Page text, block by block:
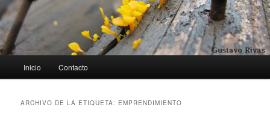
principal
Inicio Contacto
ARCHIVO DE LA ETIQUETA: EMPRENDIMIENTO